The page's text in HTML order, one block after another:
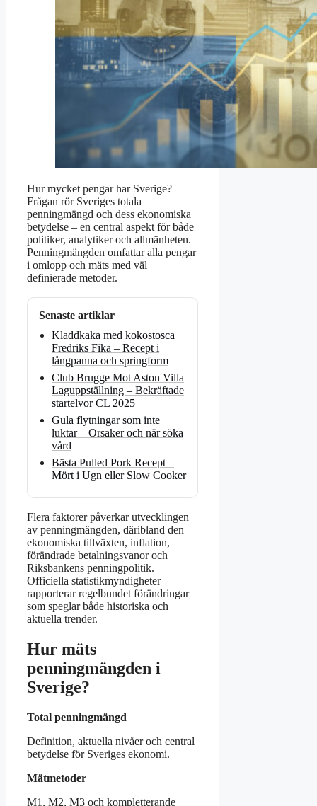
Hur mycket pengar har Sverige?
Frågan rör Sveriges totala
penningmängd och dess ekonomiska
betydelse – en central aspekt för både
politiker, analytiker och allmänheten.
Penningmängden omfattar alla pengar
i omlopp och mäts med väl
definierade metoder.
Senaste artiklar
Kladdkaka med kokostosca
Fredriks Fika – Recept i
långpanna och springform
Club Brugge Mot Aston Villa
Laguppställning – Bekräftade
startelvor CL 2025
Gula flytningar som inte
luktar – Orsaker och när söka
vård
Bästa Pulled Pork Recept –
Mört i Ugn eller Slow Cooker
Flera faktorer påverkar utvecklingen
av penningmängden, däribland den
ekonomiska tillväxten, inflation,
förändrade betalningsvanor och
Riksbankens penningpolitik.
Officiella statistikmyndigheter
rapporterar regelbundet förändringar
som speglar både historiska och
aktuella trender.
Hur mäts
penningmängden i
Sverige?
Total penningmängd
Definition, aktuella nivåer och central
betydelse för Sveriges ekonomi.
Mätmetoder
M1, M2, M3 och kompletterande